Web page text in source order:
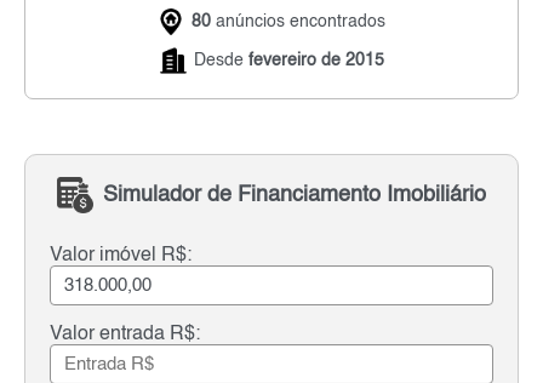
80 anúncios encontrados
Desde fevereiro de 2015
Simulador de Financiamento Imobiliário
Valor imóvel R$:
Valor entrada R$: